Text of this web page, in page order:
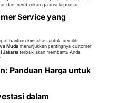
dan memberikan garansi kepuasan.
Service yang
bantuan konsultasi untuk memilih
Muda menunjukkan pentingnya customer
Jakarta terbaik akan membantu Anda
Panduan Harga untuk
dalam